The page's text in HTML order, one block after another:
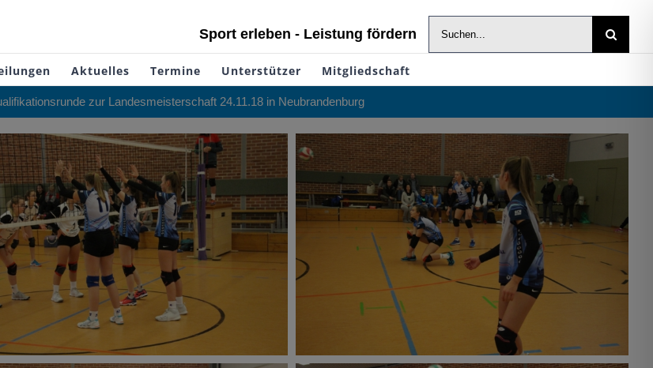
Sport erleben - Leistung fördern
Suche
nach:
Aktuelles Termine Unterstützer Mitgliedschaft
zur Landesmeisterschaft 24.11.18 in Neubrandenburg